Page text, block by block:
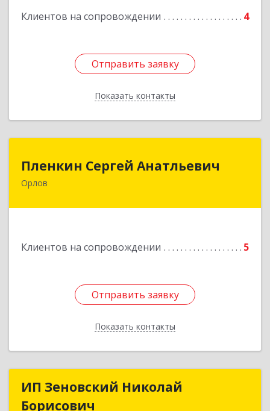
Клиентов на сопровождении 4
Отправить заявку
Показать контакты
Отправить заявку
Назад
Пленкин Сергей Анатльевич
Орлов
Клиентов на сопровождении 5
Отправить заявку
Показать контакты
Пленкин Сергей Анатльевич
Отправить заявку
Назад
ИП Зеновский Николай
Борисович
ИП Зеновский Николай